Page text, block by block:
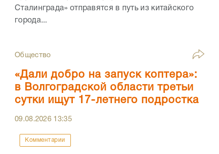
Сталинграда» отправятся в путь из китайского
города...
Общество
«Дали добро на запуск коптера»:
в Волгоградской области третьи
сутки ищут 17-летнего подростка
09.08.2026 13:35
Комментарии